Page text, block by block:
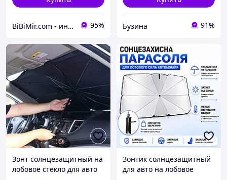
BiBiMir.com - интернет-магазин автоаксессуаров 95% Бузина 91%
Зонт солнцезащитный на
лобовое стекло для авто
Зонтик солнцезащитный
для авто на лобовое